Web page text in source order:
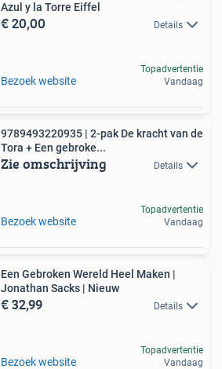
Azul y la Torre Eiffel
€ 20,00 Details
Bezoek website
Topadvertentie
Vandaag
9789493220935 | 2-pak De kracht van de
Tora + Een gebroke...
Zie omschrijving Details
Bezoek website
Topadvertentie
Vandaag
Een Gebroken Wereld Heel Maken |
Jonathan Sacks | Nieuw
€ 32,99 Details
Bezoek website
Topadvertentie
Vandaag